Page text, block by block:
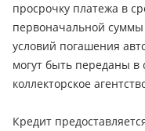
просрочку платежа в
первоначальной
условий погашения
могут быть переданы
коллекторское
Кредит